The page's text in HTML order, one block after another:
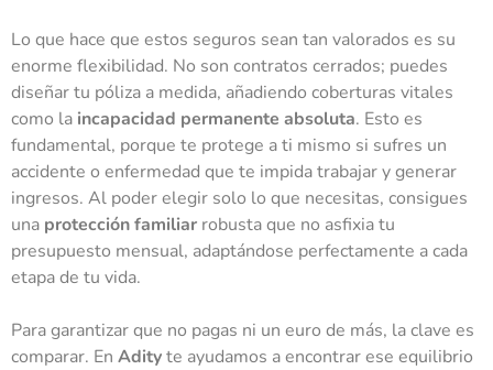
Lo que hace que estos seguros sean tan valorados es su
enorme flexibilidad. No son contratos cerrados; puedes
diseñar tu póliza a medida, añadiendo coberturas vitales
como la incapacidad permanente absoluta. Esto es
fundamental, porque te protege a ti mismo si sufres un
accidente o enfermedad que te impida trabajar y generar
ingresos. Al poder elegir solo lo que necesitas, consigues
una protección familiar robusta que no asfixia tu
presupuesto mensual, adaptándose perfectamente a cada
etapa de tu vida.
Para garantizar que no pagas ni un euro de más, la clave es
comparar. En Adityte ayudamos a encontrar ese equilibrio